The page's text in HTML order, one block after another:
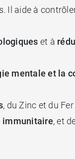
Il aide à
et à
mentale et la
, du Zinc et du
immunitaire, et